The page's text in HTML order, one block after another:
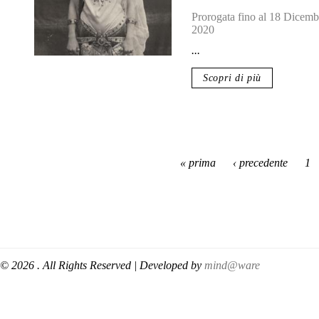
Prorogata fino al 18
2020
...
Scopri di più
« prima ‹ precedente 1
© 2026 . All Rights Reserved | Developed by mind@ware